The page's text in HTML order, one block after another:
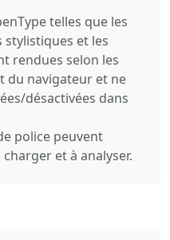
telles que les
stylistiques et les
rendues selon les
du navigateur et ne
désactivées dans
police peuvent
et à analyser.